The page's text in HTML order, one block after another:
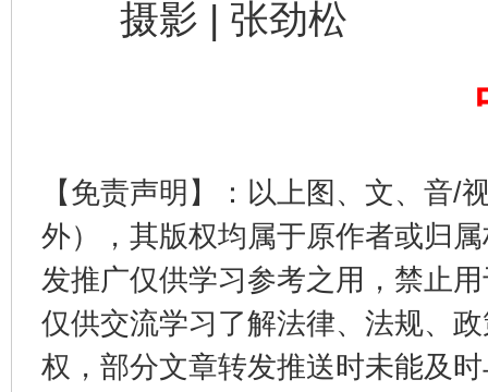
摄影 | 张劲松
【免责声明】：以上图、文、音/
外），其版权均属于原作者或归
发推广仅供学习参考之用，禁止
仅供交流学习了解法律、法规、
权，部分文章转发推送时未能及
完善运行机制助力责任有效落实
东山县通报“牛蛙产品抗生素超标问题” 法